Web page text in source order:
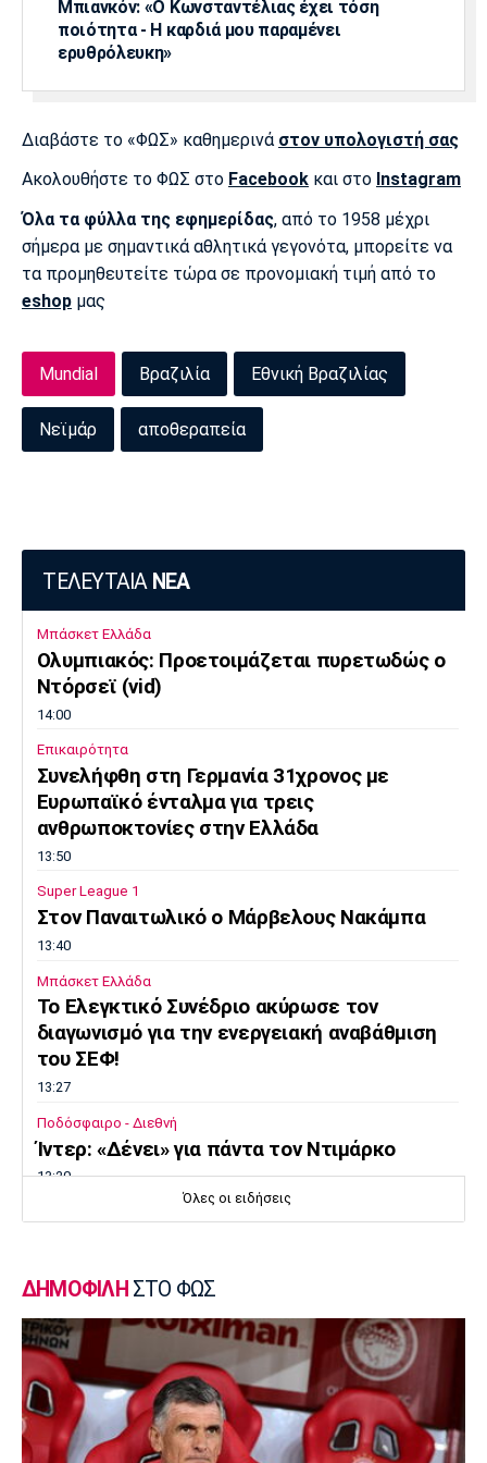
Πόρτο Μπενφίκα
Μπιανκόν: «Ο Κωνσταντέλιας έχει τόση
ποιότητα - Η καρδιά μου παραμένει
ερυθρόλευκη»
Διαβάστε το «ΦΩΣ» καθημερινά στον υπολογιστή σας
Ακολουθήστε το ΦΩΣ στο Facebook και στο Instagram
Όλα τα φύλλα της εφημερίδας, από το 1958 μέχρι
σήμερα με σημαντικά αθλητικά γεγονότα, μπορείτε να
τα προμηθευτείτε τώρα σε προνομιακή τιμή από το
eshop μας
Mundial Βραζιλία Εθνική Βραζιλίας
Νεϊμάρ αποθεραπεία
ΤΕΛΕΥΤΑΙΑ ΝΕΑ
Μπάσκετ Ελλάδα
Ολυμπιακός: Προετοιμάζεται πυρετωδώς ο
Ντόρσεϊ (vid)
14:00
Επικαιρότητα
Συνελήφθη στη Γερμανία 31χρονος με
Ευρωπαϊκό ένταλμα για τρεις
ανθρωποκτονίες στην Ελλάδα
13:50
Super League 1
Στον Παναιτωλικό ο Μάρβελους Νακάμπα
13:40
Μπάσκετ Ελλάδα
Το Ελεγκτικό Συνέδριο ακύρωσε τον
διαγωνισμό για την ενεργειακή αναβάθμιση
του ΣΕΦ!
13:27
Ποδόσφαιρο - Διεθνή
Ίντερ: «Δένει» για πάντα τον Ντιμάρκο
13:20
13:10
Μπάσκετ Ελλάδα
Επέστρεψε στην Καρδίτσα ο Οκόρο
13:00
Βόλεϊ Ευρώπη
Oι ευχές της ΕΟΕ στις Εθνικές Ομάδες βόλεϊ
Όλες οι ειδήσεις
ΔΗΜΟΦΙΛΗ ΣΤΟ ΦΩΣ